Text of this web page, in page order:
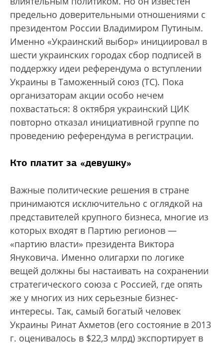
предельно доверительными отношениями с
президентом России Владимиром Путиным.
Именно «Украинский выбор» инициировал в
шести украинских городах сбор подписей в
поддержку идеи референдума о вступлении
Украины в Таможенный союз (ТС). Пока
организаторам акции особо нечем
похвастаться: 8 октября украинский ЦИК
повторно отказал инициативной группе по
проведению референдума в регистрации.
Кто платит за «девушку»
Важные политические решения в стране
принимаются исключительно с оглядкой на
представителей крупного бизнеса, многие из
которых входят в Партию регионов —
«партию власти» президента Виктора
Януковича. Именно олигархи по логике
вещей должны бы настаивать на сохранении
стратегического союза с Россией, где опять
же у многих из них серьезные бизнес-
интересы. Так, самый богатый человек
Украины Ринат Ахметов (его состояние в 2013
г. оценивалось в $22,3 млрд) экспортирует в